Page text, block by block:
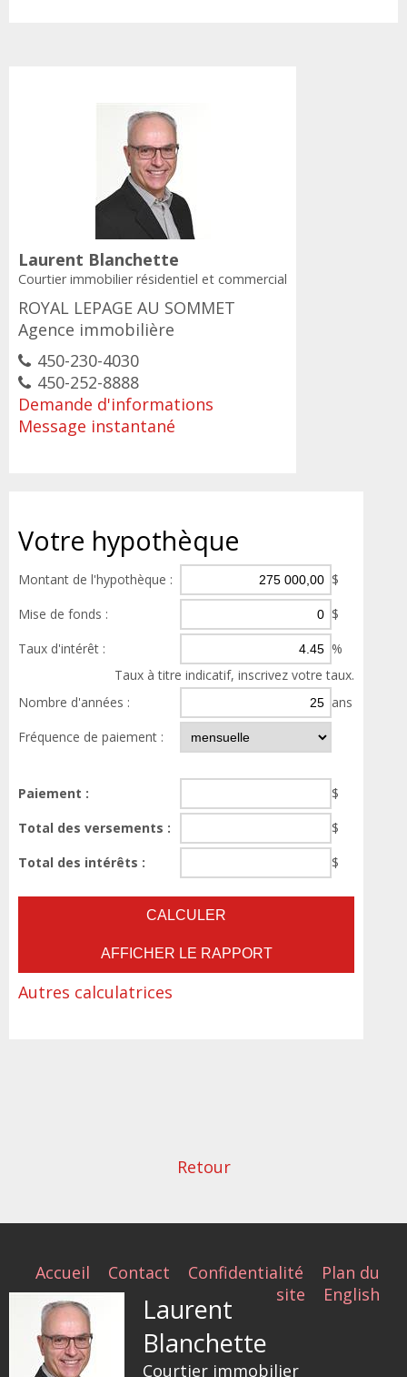
Laurent Blanchette
Courtier immobilier résidentiel et commercial
ROYAL LEPAGE AU SOMMET
Agence immobilière
450-230-4030
450-252-8888
Demande d'informations
Message instantané
Votre hypothèque
Montant de l'hypothèque :
$
Mise de fonds :
$
Taux d'intérêt :
%
Taux à titre indicatif, inscrivez votre taux.
Nombre d'années :
ans
Fréquence de paiement :
Paiement :
$
Total des versements :
$
Total des intérêts :
$
Autres calculatrices
Retour
Accueil Contact Confidentialité
Plan du
site
English
Laurent
Blanchette
Courtier immobilier